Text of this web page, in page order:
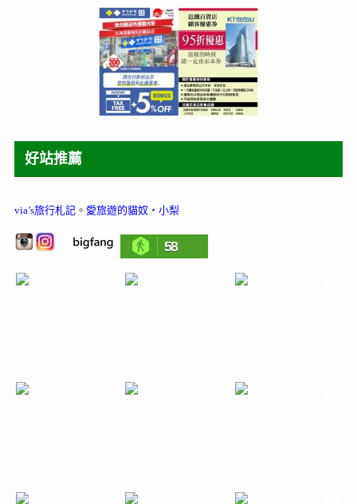
好站推薦
via’s旅行札記。 愛旅遊的貓奴‧小梨
58